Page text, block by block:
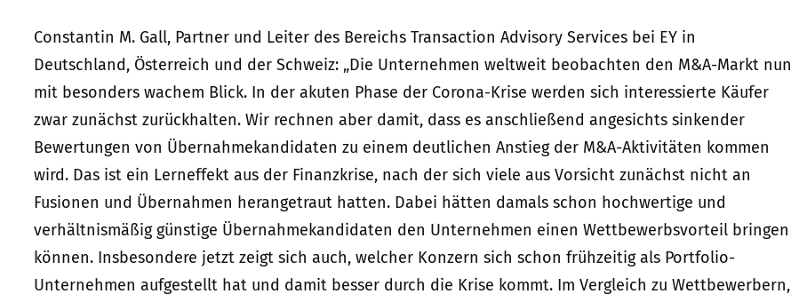
Constantin M. Gall, Partner und Leiter des Bereichs Transaction Advisory Services bei EY in
Deutschland, Österreich und der Schweiz: „Die Unternehmen weltweit beobachten den M&A-Markt nun
mit besonders wachem Blick. In der akuten Phase der Corona-Krise werden sich interessierte Käufer
zwar zunächst zurückhalten. Wir rechnen aber damit, dass es anschließend angesichts sinkender
Bewertungen von Übernahmekandidaten zu einem deutlichen Anstieg der M&A-Aktivitäten kommen
wird. Das ist ein Lerneffekt aus der Finanzkrise, nach der sich viele aus Vorsicht zunächst nicht an
Fusionen und Übernahmen herangetraut hatten. Dabei hätten damals schon hochwertige und
verhältnismäßig günstige Übernahmekandidaten den Unternehmen einen Wettbewerbsvorteil bringen
können. Insbesondere jetzt zeigt sich auch, welcher Konzern sich schon frühzeitig als Portfolio-
Unternehmen aufgestellt hat und damit besser durch die Krise kommt. Im Vergleich zu Wettbewerbern,